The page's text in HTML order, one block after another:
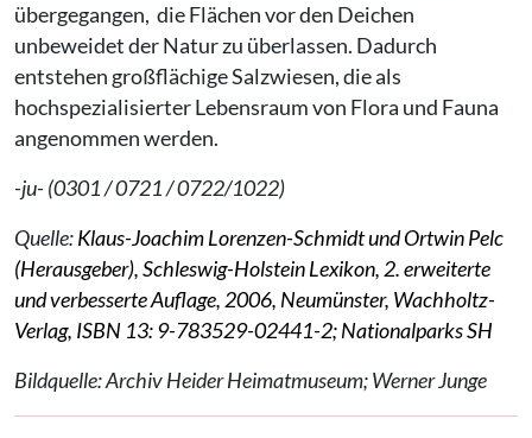
übergegangen, die Flächen vor den Deichen
unbeweidet der Natur zu überlassen. Dadurch
entstehen großflächige Salzwiesen, die als
hochspezialisierter Lebensraum von Flora und Fauna
angenommen werden.
-ju- (0301 / 0721 / 0722/1022)
Quelle:Klaus-Joachim Lorenzen-Schmidt und Ortwin Pelc
(Herausgeber), Schleswig-Holstein Lexikon, 2. erweiterte
und verbesserte Auflage, 2006, Neumünster, Wachholtz-
Verlag, ISBN 13: 9-783529-02441-2;NationalparksSH
Bildquelle: Archiv Heider Heimatmuseum; Werner Junge